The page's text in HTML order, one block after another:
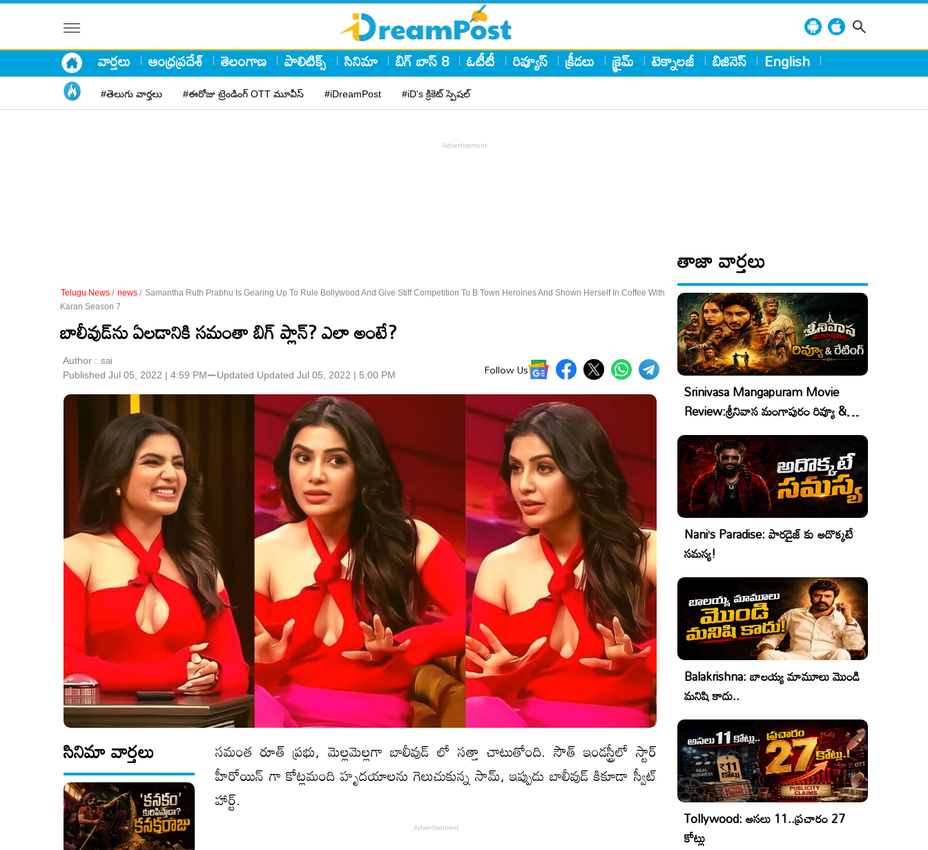
వార్తలు ఆంధ్రప్రదేశ్ తెలంగాణ పాలిటిక్స్ సినిమా బిగ్ బాస్ 8 ఓటీటీ రివ్యూస్ క్రీడలు క్రైమ్ టెక్నాలజీ బిజినెస్ English
#తెలుగు వార్తలు #ఈరోజు ట్రెండింగ్ OTT మూవీస్ #iDreamPost #iD's క్రికెట్ స్పెషల్
Telugu News / news / Samantha Ruth Prabhu Is Gearing Up To Rule Bollywood And Give Stiff Competition To B Town Heroines And Shown Herself In Coffee With
Karan Season 7
బాలీవుడ్‌ను ఏల‌డానికి సమంతా బిగ్ ప్లాన్? ఎలా అంటే?
Author : sai
Published Jul 05, 2022 | 4:59 PM⚊Updated Updated Jul 05, 2022 | 5:00 PM Follow Us
సినిమా వార్తలు
సమంత రూత్ ప్రభు, మెల్లమెల్లగా బాలీవుడ్ లో సత్తా చాటుతోంది. సౌత్ ఇండస్ట్రీలో స్టార్
హీరోయిన్ గా కోట్ల‌మంది హృదయాలను గెలుచుకున్న సామ్, ఇప్పుడు బాలీవుడ్ కికూడా స్వీట్
హార్ట్.
తాజా వార్తలు
Srinivasa Mangapuram Movie
Review:శ్రీనివాస మంగాపురం రివ్యూ &
రేటింగ్
Nani’s Paradise: పారడైజ్ కు అదొక్కటే
సమస్య!
Balakrishna: బాలయ్య మామూలు మొండి
మనిషి కాదు..
Tollywood: అసలు 11..ప్రచారం 27
కోట్లు